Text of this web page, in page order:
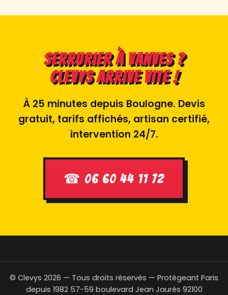
Serrurier à Vanves ?
Clevys arrive vite !
À 25 minutes depuis Boulogne. Devis
gratuit, tarifs affichés, artisan certifié,
intervention 24/7.
☎ 06 60 44 11 72
© Clevys 2026 — Tous droits réservés — Protégeant Paris
depuis 1982 57-59 boulevard Jean Jaurès 92100